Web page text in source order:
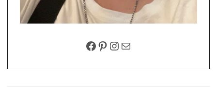
FACEBOOK
PINTEREST
INSTAGRAM
EMAIL